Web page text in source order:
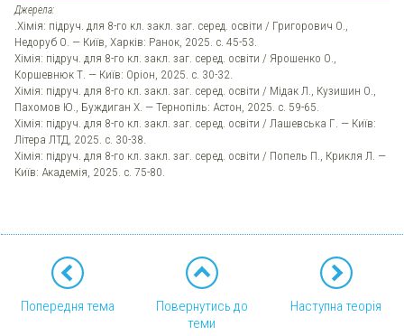
Джерела:
.Хімія: підруч. для 8-го кл. закл. заг. серед. освіти / Григорович О.,
Недоруб О. — Київ, Харків: Ранок, 2025. с. 45-53.
Хімія: підруч. для 8-го кл. закл. заг. серед. освіти / Ярошенко О.,
Коршевнюк Т. — Київ: Оріон, 2025. с. 30-32.
Хімія: підруч. для 8-го кл. закл. заг. серед. освіти / Мідак Л., Кузишин О.,
Пахомов Ю., Буждиган Х. — Тернопіль: Астон, 2025. с. 59-65.
Хімія: підруч. для 8-го кл. закл. заг. серед. освіти / Лашевська Г. — Київ:
Літера ЛТД, 2025. с. 30-38.
Хімія: підруч. для 8-го кл. закл. заг. серед. освіти / Попель П., Крикля Л. —
Київ: Академія, 2025. с. 75-80.
Попередня тема
Повернутись до
теми
Наступна теорія